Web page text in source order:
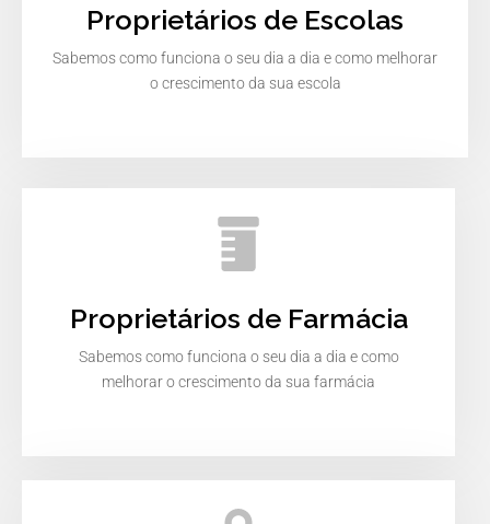
Proprietários de Escolas
Sabemos como funciona o seu dia a dia e como melhorar
o crescimento da sua escola
Proprietários de Farmácia
Sabemos como funciona o seu dia a dia e como
melhorar o crescimento da sua farmácia